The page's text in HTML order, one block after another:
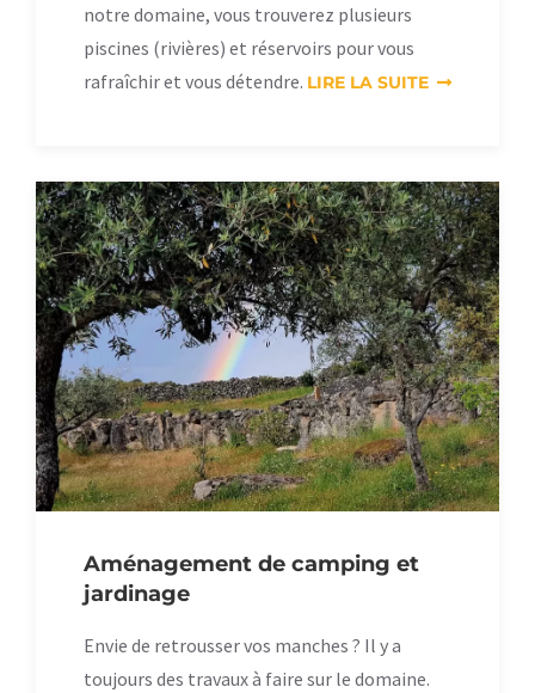
notre domaine, vous trouverez plusieurs
piscines (rivières) et réservoirs pour vous
rafraîchir et vous détendre. LIRE LA SUITE
Aménagement de camping et
jardinage
Envie de retrousser vos manches ? Il y a
toujours des travaux à faire sur le domaine.